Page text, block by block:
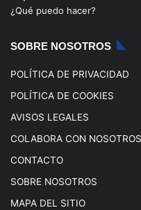
¿Qué puedo hacer?
SOBRE NOSOTROS
POLÍTICA DE PRIVACIDAD
POLÍTICA DE COOKIES
AVISOS LEGALES
COLABORA CON NOSOTROS
CONTACTO
SOBRE NOSOTROS
MAPA DEL SITIO